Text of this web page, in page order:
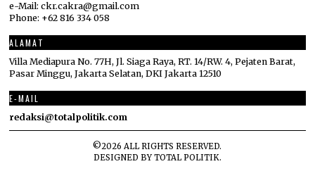
e-Mail: ckr.cakra@gmail.com
Phone: +62 816 334 058
ALAMAT
Villa Mediapura No. 77H, Jl. Siaga Raya, RT. 14/RW. 4, Pejaten Barat,
Pasar Minggu, Jakarta Selatan, DKI Jakarta 12510
E-MAIL
redaksi@totalpolitik.com
©2026 ALL RIGHTS RESERVED.
DESIGNED BYTOTAL POLITIK.